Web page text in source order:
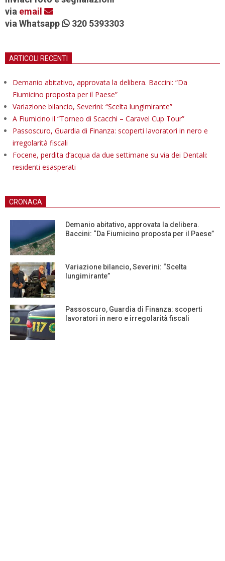
via email
via Whatsapp
320 5393303
ARTICOLI RECENTI
Demanio abitativo, approvata la delibera. Baccini: “Da
Fiumicino proposta per il Paese”
Variazione bilancio, Severini: “Scelta lungimirante”
A Fiumicino il “Torneo di Scacchi – Caravel Cup Tour”
Passoscuro, Guardia di Finanza: scoperti lavoratori in nero e
irregolarità fiscali
Focene, perdita d’acqua da due settimane su via dei Dentali:
residenti esasperati
CRONACA
Demanio abitativo, approvata la delibera.
Baccini: “Da Fiumicino proposta per il Paese”
Variazione bilancio, Severini: “Scelta
lungimirante”
Passoscuro, Guardia di Finanza: scoperti
lavoratori in nero e irregolarità fiscali